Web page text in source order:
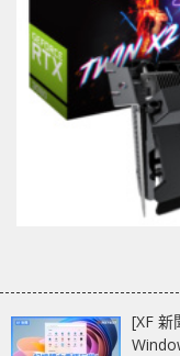
[XF